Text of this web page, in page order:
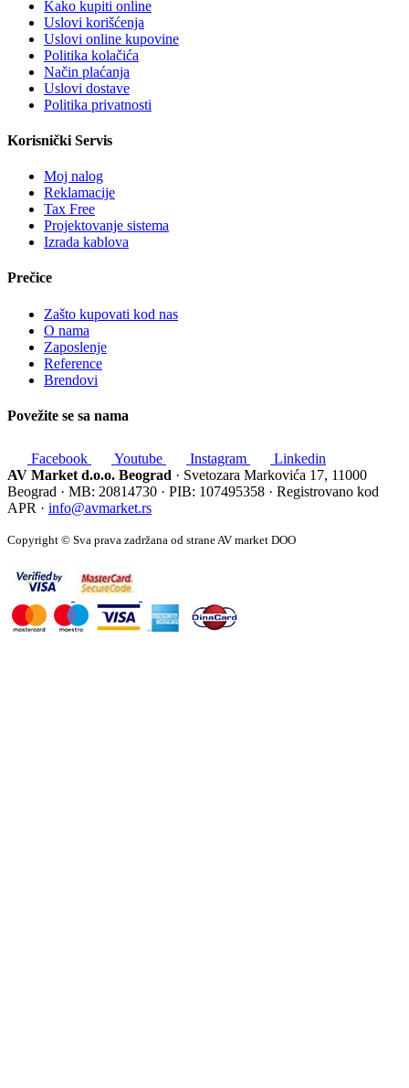
Kako kupiti online
Uslovi korišćenja
Uslovi online kupovine
Politika kolačića
Način plaćanja
Uslovi dostave
Politika privatnosti
Korisnički Servis
Moj nalog
Reklamacije
Tax Free
Projektovanje sistema
Izrada kablova
Prečice
Zašto kupovati kod nas
O nama
Zaposlenje
Reference
Brendovi
Povežite se sa nama
Facebook Youtube Instagram
Linkedin
AV Market d.o.o. Beograd · Svetozara Markovića 17, 11000
Beograd · MB: 20814730 · PIB: 107495358 · Registrovano kod
APR · info@avmarket.rs
Copyright © Sva prava zadržana od strane AV market DOO